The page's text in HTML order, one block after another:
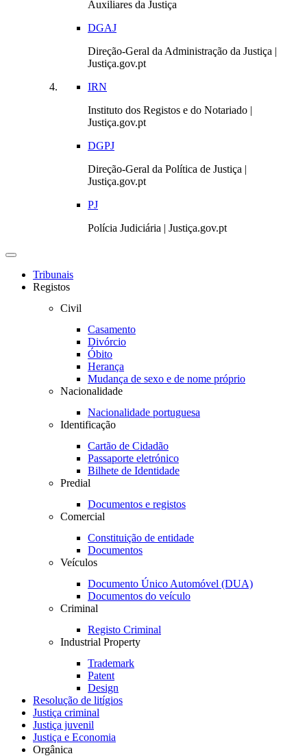
Auxiliares da Justiça
DGAJ
Direção-Geral da Administração da Justiça |
Justiça.gov.pt
IRN
Instituto dos Registos e do Notariado |
Justiça.gov.pt
DGPJ
Direção-Geral da Política de Justiça |
Justiça.gov.pt
PJ
Polícia Judiciária | Justiça.gov.pt
Toggle
navigationTribunais
Registos
Civil
Casamento
Divórcio
Óbito
Herança
Mudança de sexo e de nome próprio
Nacionalidade
Nacionalidade portuguesa
Identificação
Cartão de Cidadão
Passaporte eletrónico
Bilhete de Identidade
Predial
Documentos e registos
Comercial
Constituição de entidade
Documentos
Veículos
Documento Único Automóvel (DUA)
Documentos do veículo
Criminal
Registo Criminal
Industrial Property
Trademark
Patent
Design
Resolução de litígios
Justiça criminal
Justiça juvenil
Justiça e Economia
Orgânica